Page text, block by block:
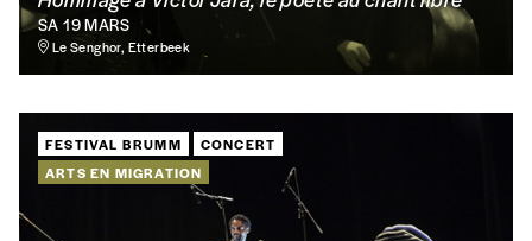
SA 19 MARS
Le Senghor, Etterbeek
FESTIVAL BRUMM
CONCERT
ARTS EN MIGRATION